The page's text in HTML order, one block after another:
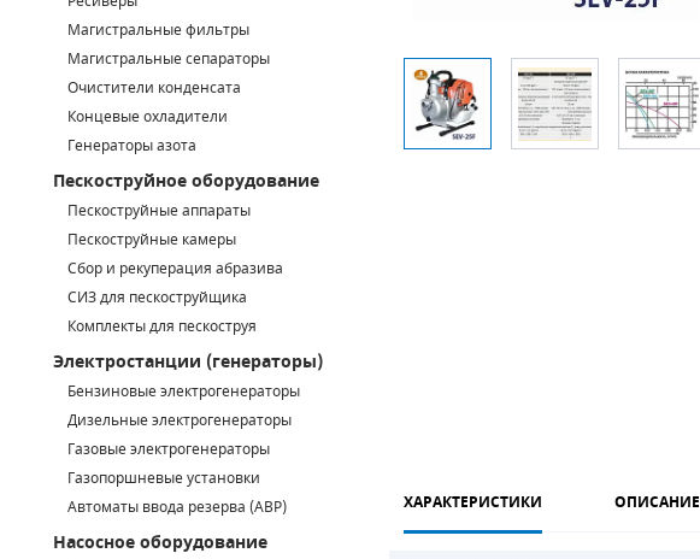
Магистральные фильтры
Магистральные сепараторы
Очистители конденсата
Концевые охладители
Генераторы азота
Пескоструйное оборудование
Пескоструйные аппараты
Пескоструйные камеры
Сбор и рекуперация абразива
СИЗ для пескоструйщика
Комплекты для пескоструя
Электростанции (генераторы)
Бензиновые электрогенераторы
Дизельные электрогенераторы
Газовые электрогенераторы
Газопоршневые установки
Автоматы ввода резерва (АВР)
Насосное оборудование
ХАРАКТЕРИСТИКИ ОПИСАНИЕ
САДОВАЯ ТЕХНИКА
КОНТЕЙНЕРЫ ДЛЯ ОБОРУДОВАНИЯ
КАНАЛИЗАЦИОННЫЕ НАСОСЫ
ДИЗЕЛЬНЫЕ МОТОПОМПЫ
ТАЛИ И ТЕЛЬФЕРЫ
ЛЕНТОЧНОПИЛЬНЫЕ СТАНКИ
КОНТРОЛЛЕРЫ (БЛОКИ УПРАВЛЕНИЯ)
ВПУСКНЫЕ КЛАПАНЫ
ОБРАТНЫЕ КЛАПАНЫ
КЛАПАНЫ МИНИМАЛЬНОГО ДАВЛЕНИЯ
РЕЛЕ ДАВЛЕНИЯ ДЛЯ ДЛЯ КОМПРЕССОРОВ
ДАТЧИКИ
РУКАВА ВЫСОКОГО ДАВЛЕНИЯ (РВД)
ЗАПЧАСТИ ДЛЯ ВИНТОВЫХ КОМПРЕССОРОВ